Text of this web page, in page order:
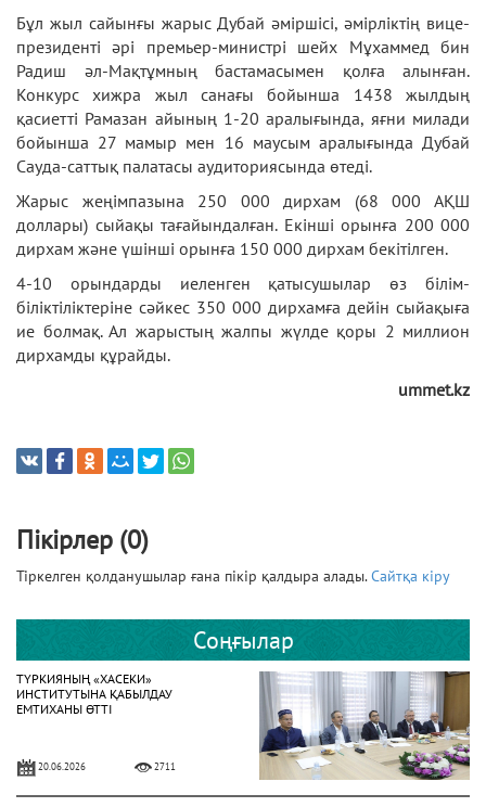
Бұл жыл сайынғы жарыс Дубай әміршісі, әмірліктің вице-
президенті әрі премьер-министрі шейх Мұхаммед бин
Радиш әл-Мақтұмның бастамасымен қолға алынған.
Конкурс хижра жыл санағы бойынша 1438 жылдың
қасиетті Рамазан айының 1-20 аралығында, яғни милади
бойынша 27 мамыр мен 16 маусым аралығында Дубай
Сауда-саттық палатасы аудиториясында өтеді.
Жарыс жеңімпазына 250 000 дирхам (68 000 АҚШ
доллары) сыйақы тағайындалған. Екінші орынға 200 000
дирхам және үшінші орынға 150 000 дирхам бекітілген.
4-10 орындарды иеленген қатысушылар өз білім-
біліктіліктеріне сәйкес 350 000 дирхамға дейін сыйақыға
ие болмақ. Ал жарыстың жалпы жүлде қоры 2 миллион
дирхамды құрайды.
ummet.kz
Пікірлер (0)
Тіркелген қолданушылар ғана пікір қалдыра алады.Сайтқа кіру
Соңғылар
ТҮРКИЯНЫҢ «ХАСЕКИ»
ИНСТИТУТЫНА ҚАБЫЛДАУ
ЕМТИХАНЫ ӨТТІ
20.06.2026 2711